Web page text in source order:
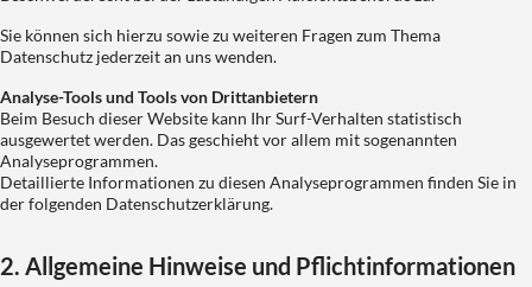
Sie können sich hierzu sowie zu weiteren Fragen zum Thema
Datenschutz jederzeit an uns wenden.
Analyse-Tools und Tools von Dritt­anbietern
Beim Besuch dieser Website kann Ihr Surf-Verhalten statistisch
ausgewertet werden. Das geschieht vor allem mit sogenannten
Analyseprogrammen.
Detaillierte Informationen zu diesen Analyseprogrammen finden Sie in
der folgenden Datenschutzerklärung.
2. Allgemeine Hinweise und Pflichtinformationen